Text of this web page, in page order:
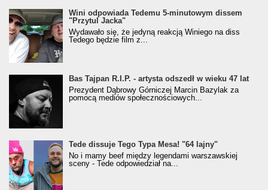
Wini odpowiada Tedemu 5-minutowym dissem
"Przytul Jacka"
Wydawało się, że jedyną reakcją Winiego na diss
Tedego będzie film z...
Bas Tajpan R.I.P. - artysta odszedł w wieku 47 lat
Prezydent Dąbrowy Górniczej Marcin Bazylak za
pomocą mediów społecznościowych...
Tede dissuje Tego Typa Mesa! "64 lajny"
No i mamy beef między legendami warszawskiej
sceny - Tede odpowiedział na...